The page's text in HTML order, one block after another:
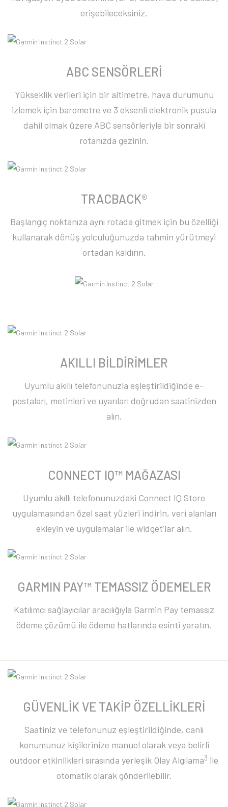
erişebileceksiniz.
ABC SENSÖRLERİ
Yükseklik verileri için bir altimetre, hava durumunu
izlemek için barometre ve 3 eksenli elektronik pusula
dahil olmak üzere ABC sensörleriyle bir sonraki
rotanızda gezinin.
TRACBACK®
Başlangıç ​​noktanıza aynı rotada gitmek için bu özelliği
kullanarak dönüş yolculuğunuzda tahmin yürütmeyi
ortadan kaldırın.
AKILLI BİLDİRİMLER
Uyumlu akıllı telefonunuzla eşleştirildiğinde e-
postaları, metinleri ve uyarıları doğrudan saatinizden
alın.
CONNECT IQ™ MAĞAZASI
Uyumlu akıllı telefonunuzdaki Connect IQ Store
uygulamasından özel saat yüzleri indirin, veri alanları
ekleyin ve uygulamalar ile widget'lar alın.
GARMIN PAY™ TEMASSIZ ÖDEMELER
Katılımcı sağlayıcılar aracılığıyla Garmin Pay temassız
ödeme çözümü ile ödeme hatlarında esinti yaratın.
GÜVENLİK VE TAKİP ÖZELLİKLERİ
Saatiniz ve telefonunuz eşleştirildiğinde, canlı
konumunuz kişilerinize manuel olarak veya belirli
outdoor etkinlikleri sırasında yerleşik Olay Algılama3 ile
otomatik olarak gönderilebilir.